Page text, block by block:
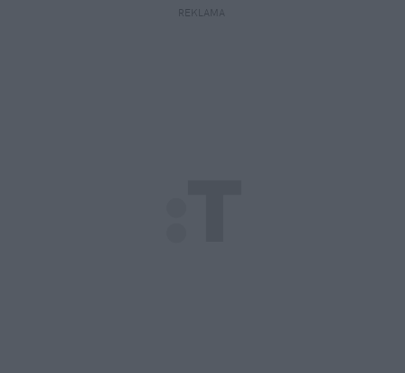
REKLAMA